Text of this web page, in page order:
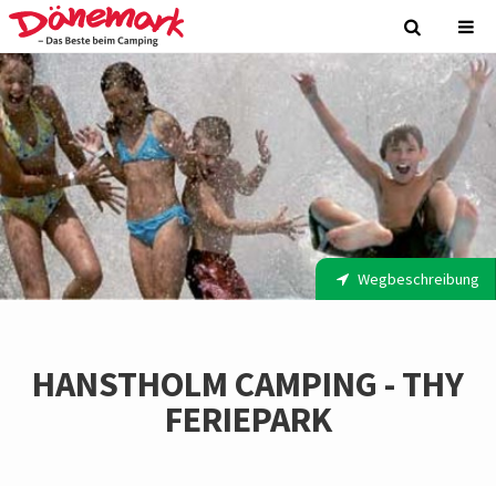
Wegbeschreibung
HANSTHOLM CAMPING - THY
FERIEPARK